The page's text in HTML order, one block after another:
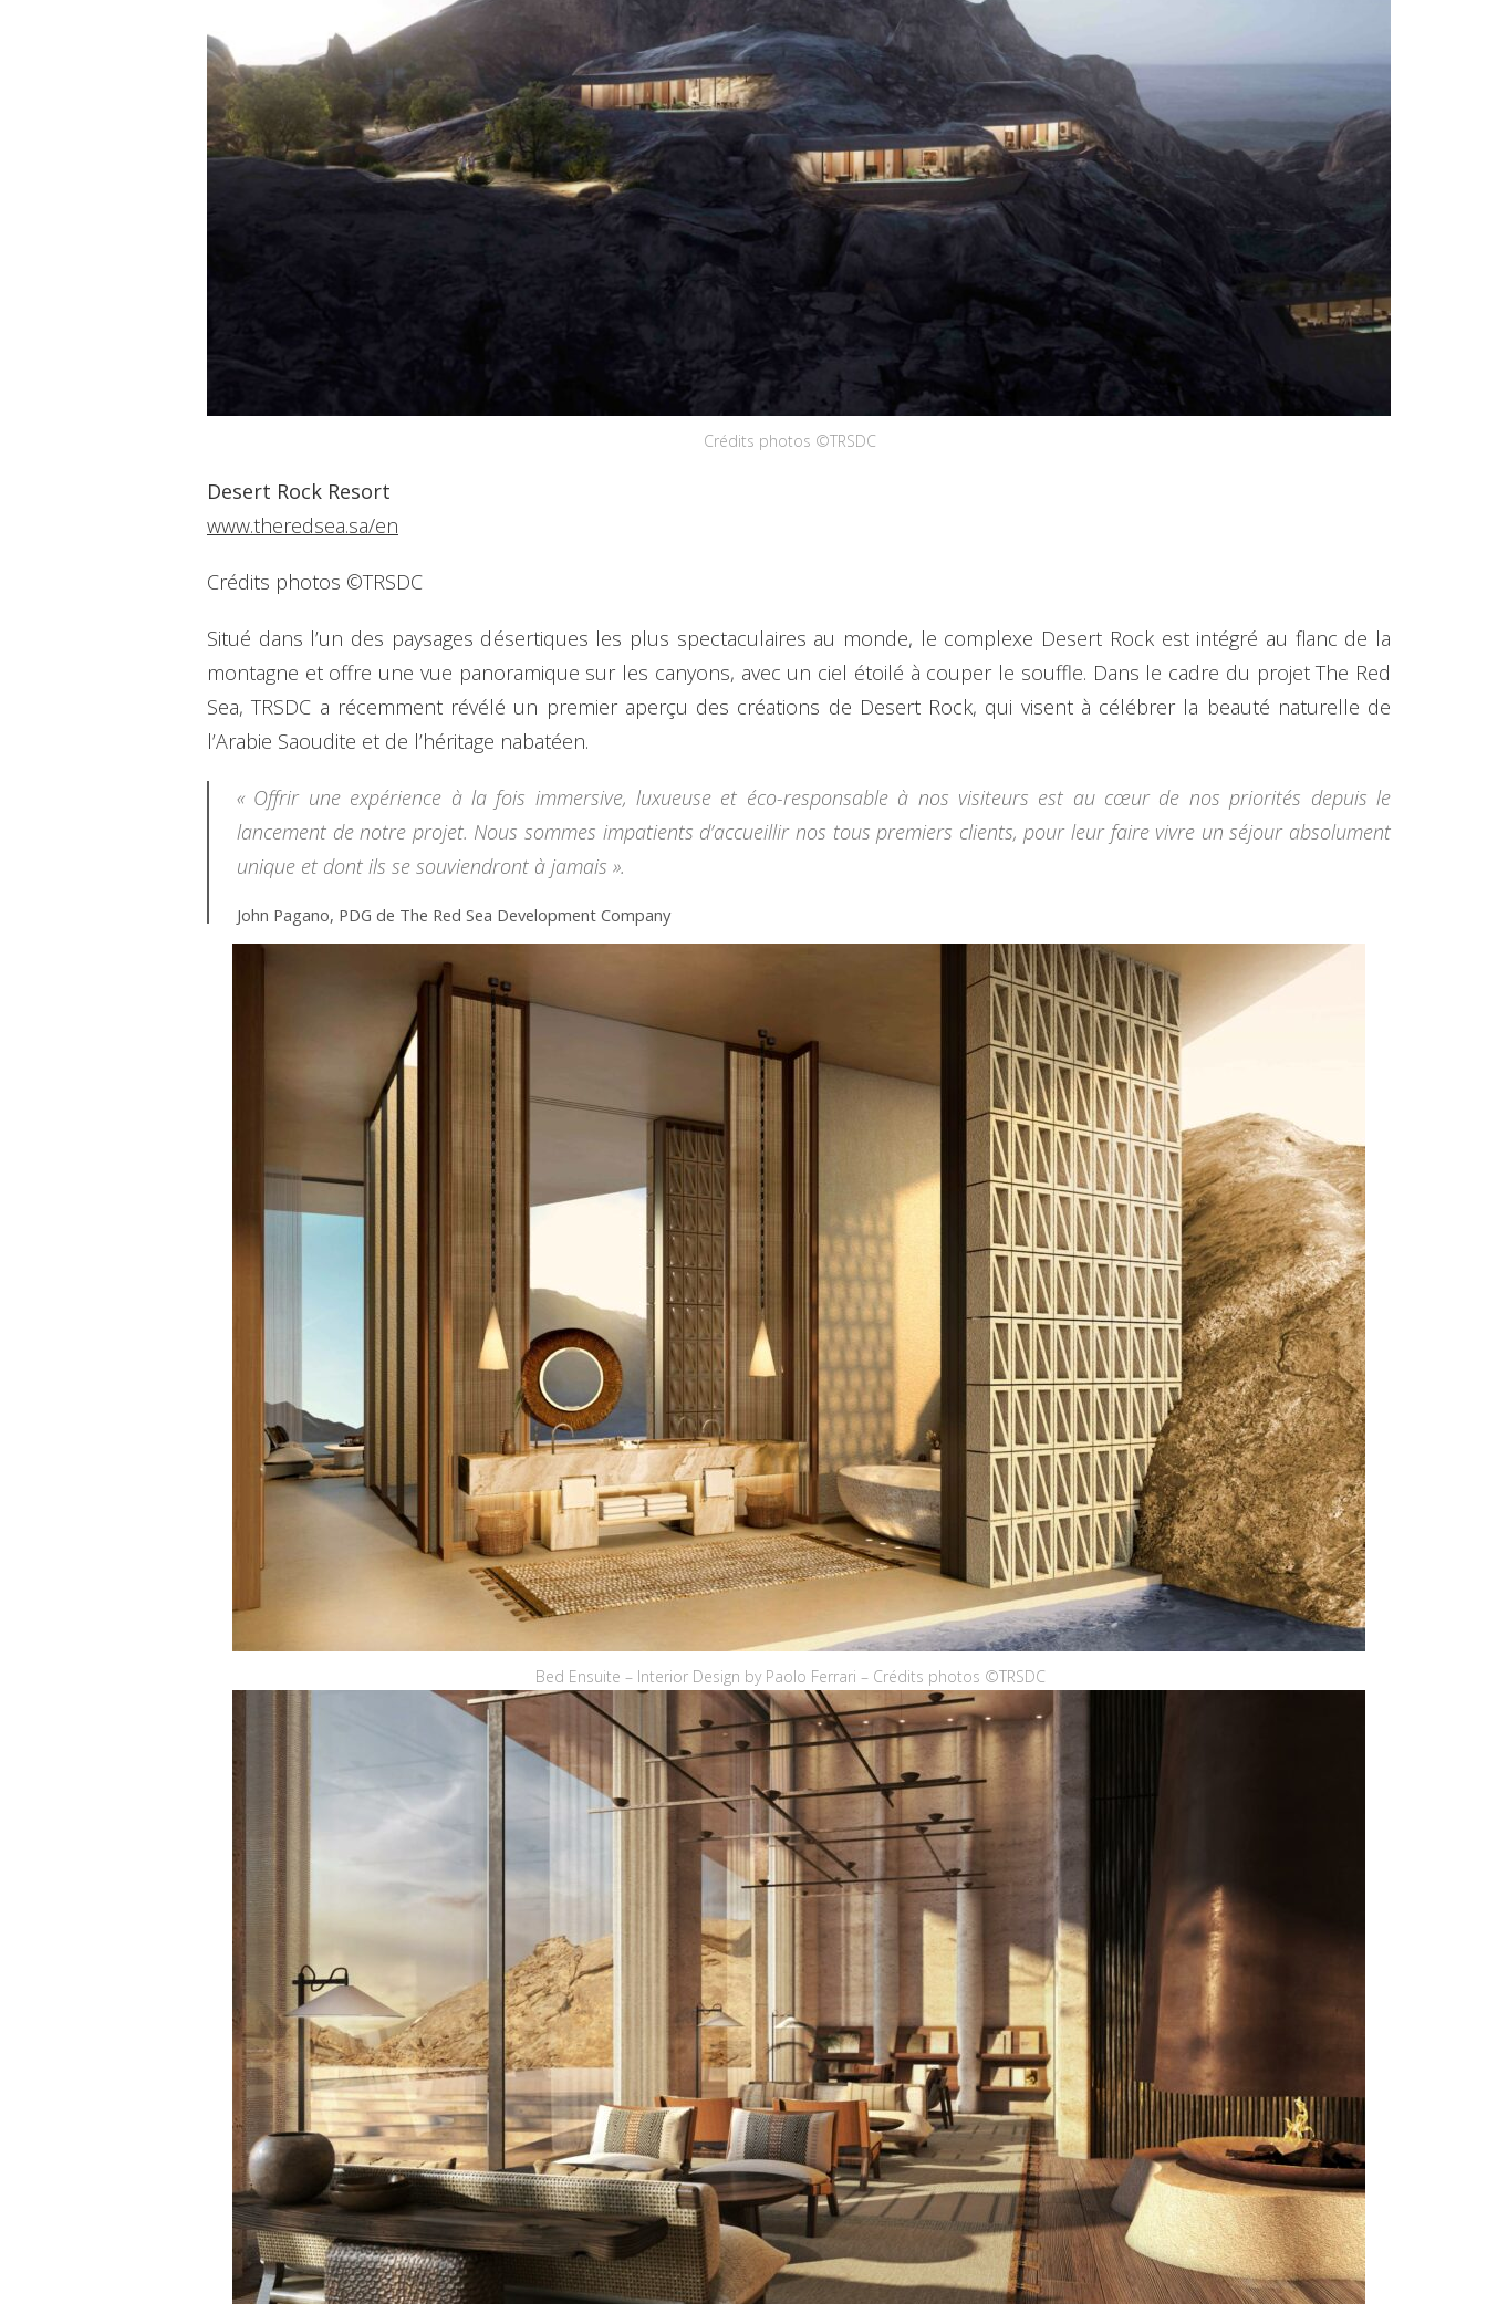
Crédits photos ©TRSDC
Desert Rock Resort
www.theredsea.sa/en
Crédits photos ©TRSDC
Situé dans l’un des paysages désertiques les plus spectaculaires au monde, le complexe Desert Rock est intégré au flanc de la
montagne et offre une vue panoramique sur les canyons, avec un ciel étoilé à couper le souffle. Dans le cadre du projet The Red
Sea, TRSDC a récemment révélé un premier aperçu des créations de Desert Rock, qui visent à célébrer la beauté naturelle de
l’Arabie Saoudite et de l’héritage nabatéen.
« Offrir une expérience à la fois immersive, luxueuse et éco-responsable à nos visiteurs est au cœur de nos priorités depuis le
lancement de notre projet. Nous sommes impatients d’accueillir nos tous premiers clients, pour leur faire vivre un séjour absolument
unique et dont ils se souviendront à jamais ».
John Pagano, PDG de The Red Sea Development Company
Bed Ensuite – Interior Design by Paolo Ferrari – Crédits photos ©TRSDC